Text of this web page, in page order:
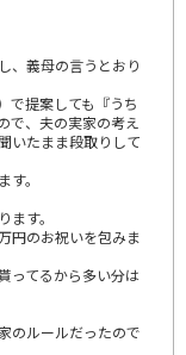
、義母の言うとおり
で提案しても『うち
で、夫の実家の考え
いたまま段取りして
。
す。
円のお祝いを包みま
ってるから多い分は
のルールだったので